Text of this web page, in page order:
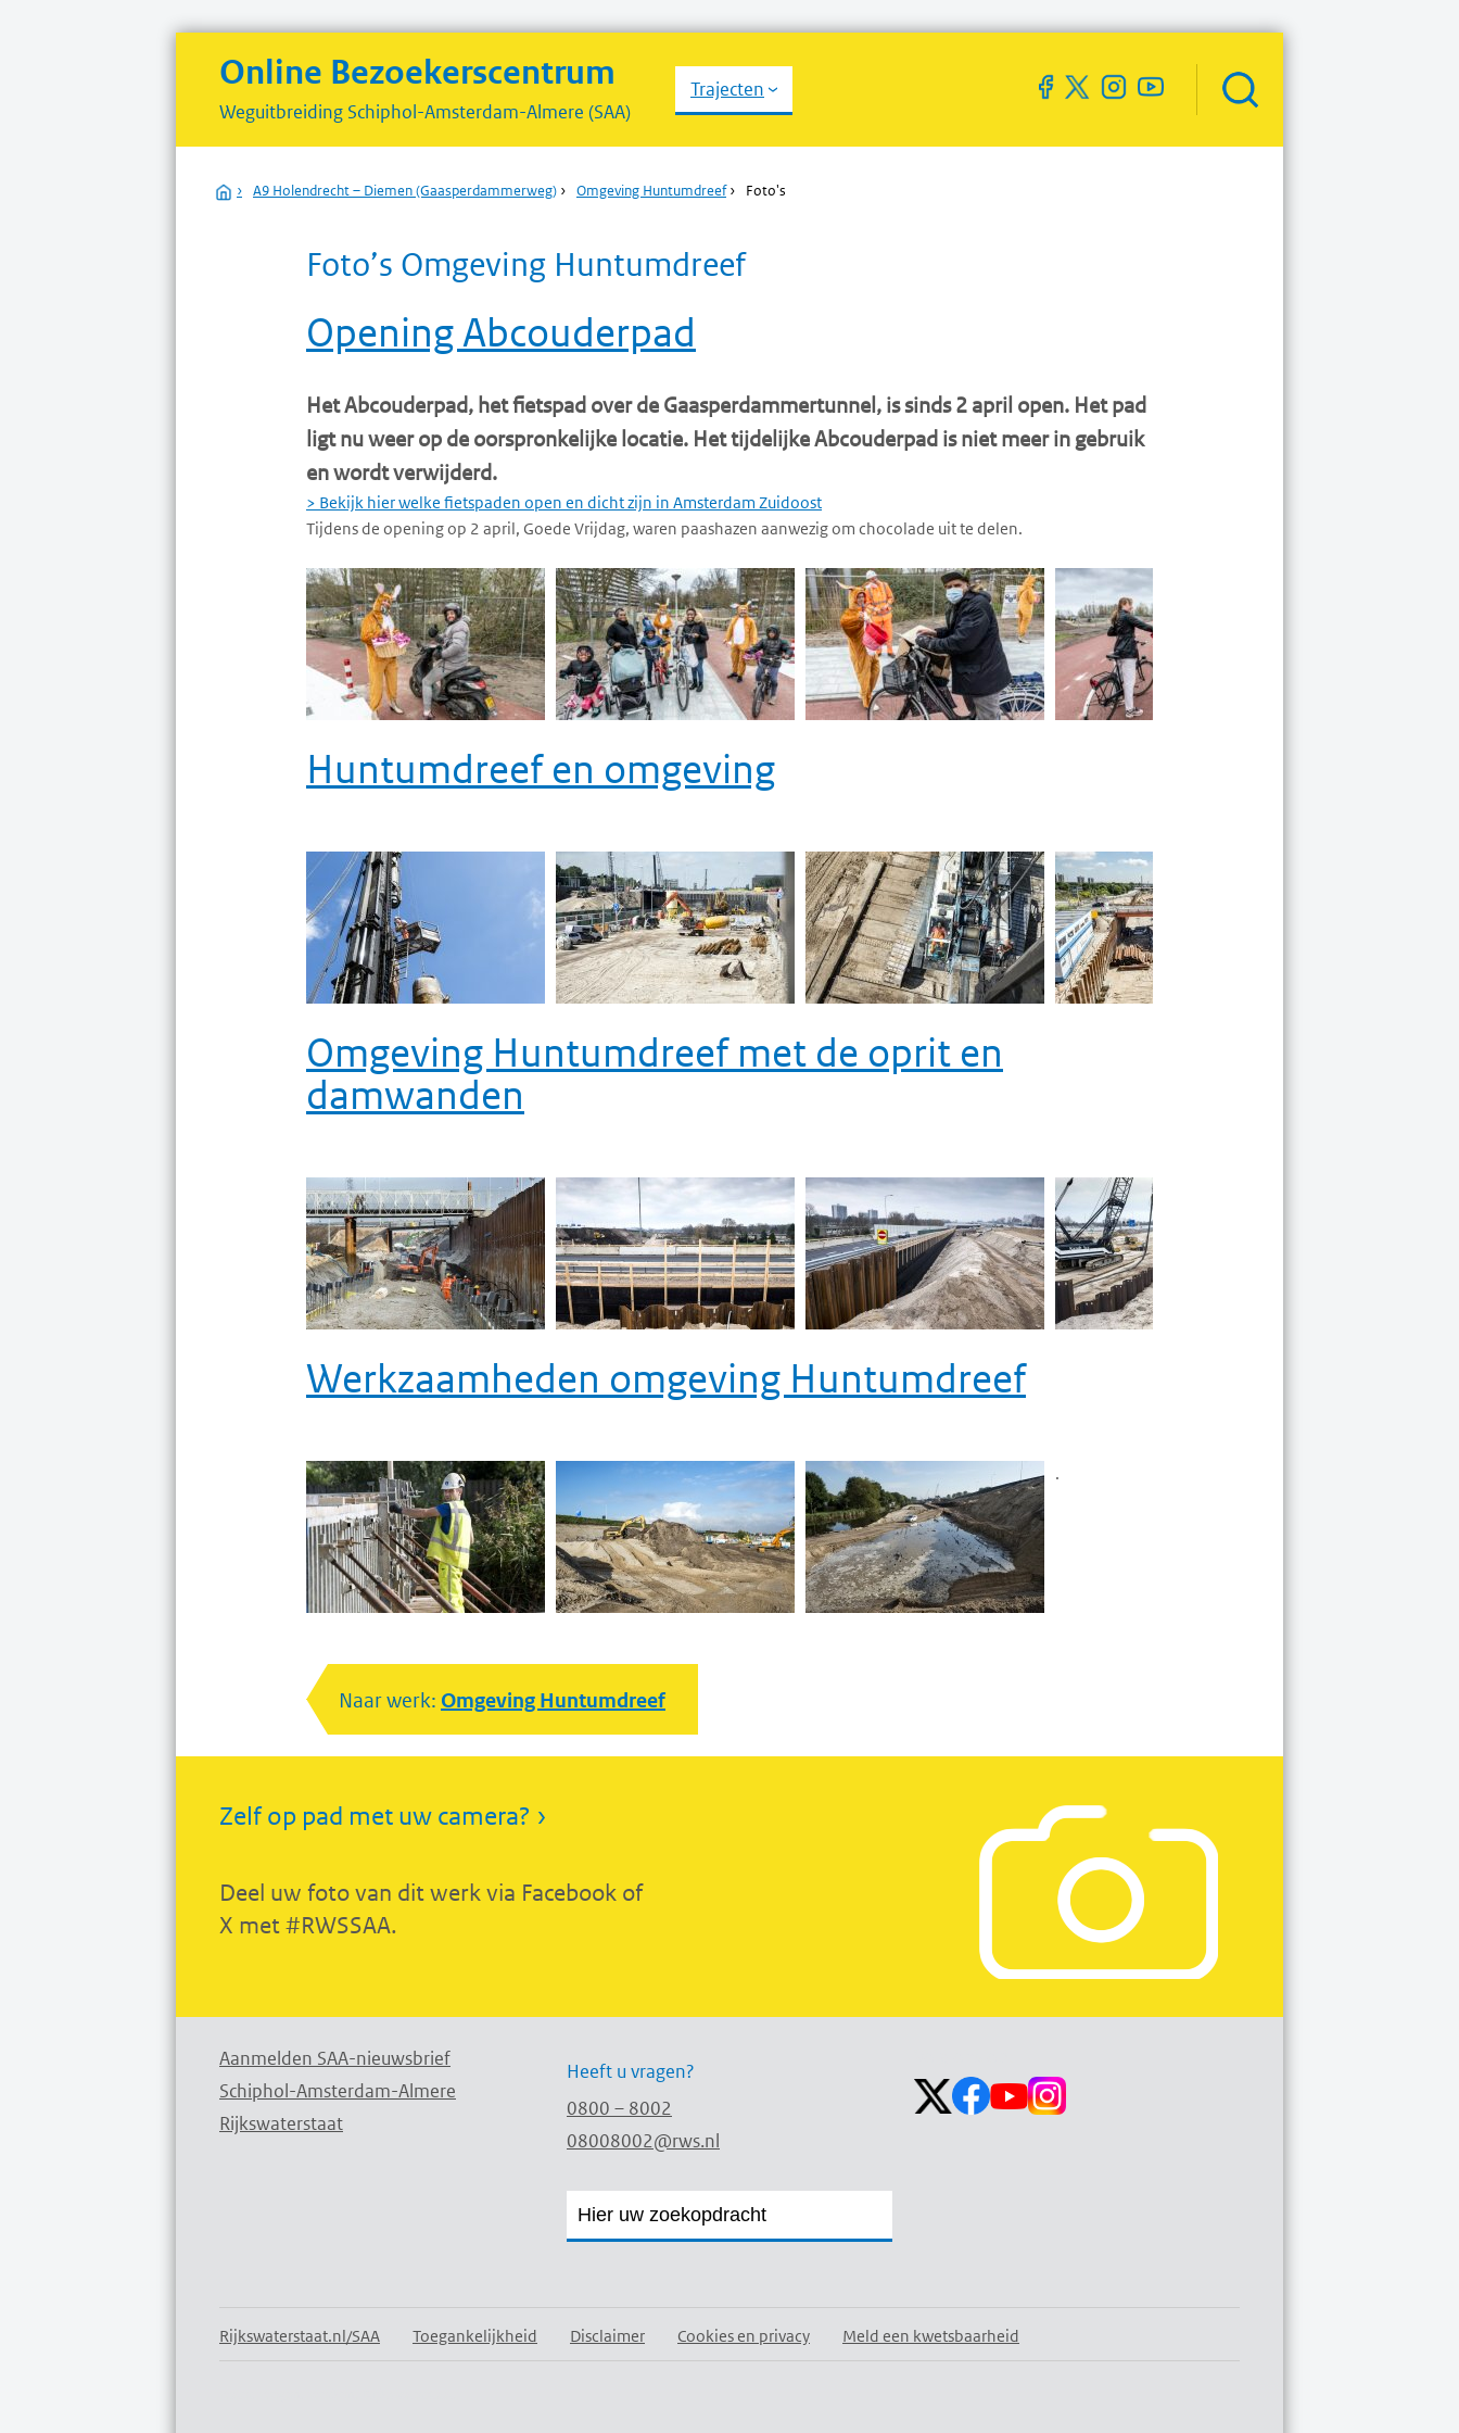
Online Bezoekerscentrum
Weguitbreiding Schiphol-Amsterdam-Almere (SAA)
Trajecten
Zoekveld
openen
Home
› A9 Holendrecht – Diemen (Gaasperdammerweg) › Omgeving Huntumdreef› Foto's
Foto’s Omgeving Huntumdreef
Opening Abcouderpad
Het Abcouderpad, het fietspad over de Gaasperdammertunnel, is sinds 2 april open. Het pad
ligt nu weer op de oorspronkelijke locatie. Het tijdelijke Abcouderpad is niet meer in gebruik
en wordt verwijderd.
> Bekijk hier welke fietspaden open en dicht zijn in Amsterdam Zuidoost
Tijdens de opening op 2 april, Goede Vrijdag, waren paashazen aanwezig om chocolade uit te delen.
Huntumdreef en omgeving
Omgeving Huntumdreef met de oprit en
damwanden
Werkzaamheden omgeving Huntumdreef
Naar werk: Omgeving Huntumdreef
Zelf op pad met uw camera? ›
Deel uw foto van dit werk via Facebook of
X met #RWSSAA.
Aanmelden SAA-nieuwsbrief
Schiphol-Amsterdam-Almere
Rijkswaterstaat
Heeft u vragen?
0800 – 8002
08008002@rws.nl
Rijkswaterstaat.nl/SAA Toegankelijkheid Disclaimer Cookies en privacy Meld een kwetsbaarheid